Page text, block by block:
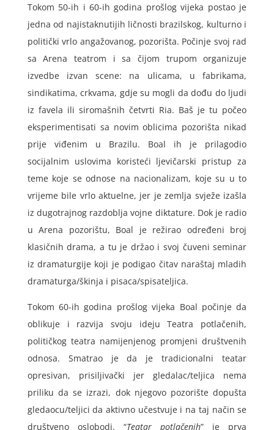
Tokom 50-ih i 60-ih godina prošlog vijeka postao je
jedna od najistaknutijih ličnosti brazilskog, kulturno i
politički vrlo angažovanog, pozorišta. Počinje svoj rad
sa Arena teatrom i sa čijom trupom organizuje
izvedbe izvan scene: na ulicama, u fabrikama,
sindikatima, crkvama, gdje su mogli da dođu do ljudi
iz favela ili siromašnih četvrti Ria. Baš je tu počeo
eksperimentisati sa novim oblicima pozorišta nikad
prije viđenim u Brazilu. Boal ih je prilagodio
socijalnim uslovima koristeći ljevičarski pristup za
teme koje se odnose na nacionalizam, koje su u to
vrijeme bile vrlo aktuelne, jer je zemlja svježe izašla
iz dugotrajnog razdoblja vojne diktature. Dok je radio
u Arena pozorištu, Boal je režirao određeni broj
klasičnih drama, a tu je držao i svoj čuveni seminar
iz dramaturgije koji je podigao čitav naraštaj mladih
dramaturga/škinja i pisaca/spisateljica.
Tokom 60-ih godina prošlog vijeka Boal počinje da
oblikuje i razvija svoju ideju Teatra potlačenih,
političkog teatra namijenjenog promjeni društvenih
odnosa. Smatrao je da je tradicionalni teatar
opresivan, prisiljivački jer gledalac/teljica nema
priliku da se izrazi, dok njegovo pozorište dopušta
gledaocu/teljici da aktivno učestvuje i na taj način se
društveno oslobodi. “Teatar potlačenih” je prva